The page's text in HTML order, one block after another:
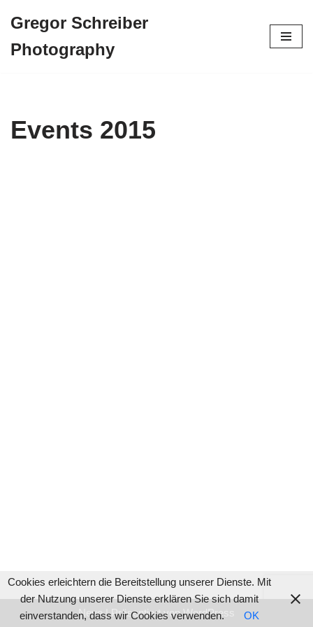
Inhalt
Gregor Schreiber
Photography
Events 2015
Neve| Präsentiert vonWordPress
Cookies erleichtern die Bereitstellung unserer Dienste. Mit
der Nutzung unserer Dienste erklären Sie sich damit
einverstanden, dass wir Cookies verwenden.
OK